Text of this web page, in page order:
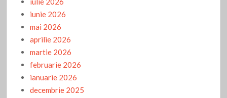
iunie 2026
mai 2026
aprilie 2026
martie 2026
februarie 2026
ianuarie 2026
decembrie 2025